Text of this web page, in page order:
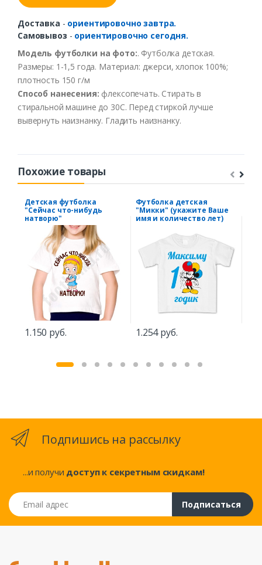
Доставка - ориентировочно завтра.
Самовывоз - ориентировочно сегодня.
Модель футболки на фото:. Футболка детская.
Размеры: 1-1,5 года. Материал: джерси,хлопок100%;
плотность 150 г/м
Способ нанесения: флексопечать. Стирать в
стиральной машине до 30С. Перед стиркой лучше
вывернуть наизнанку. Гладить наизнанку.
Похожие товары
Детская футболка
"Сейчас что-нибудь
натворю"
1.150 руб.
Футболка детская
"Микки" (укажите Ваше
имя и количество лет)
1.254 руб.
Подпишись на рассылку
...и получи доступ к секретным скидкам!
Email адрес
Подписаться